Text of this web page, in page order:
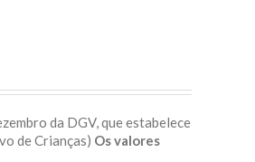
da DGV, que estabelece
de Crianças) Os valores